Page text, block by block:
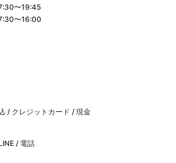
〜19:45
〜16:00
/ クレジットカード / 現金
/ 電話